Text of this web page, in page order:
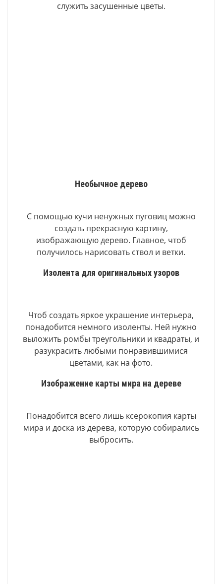
служить засушенные цветы.
Необычное дерево
С помощью кучи ненужных пуговиц можно
создать прекрасную картину,
изображающую дерево. Главное, чтоб
получилось нарисовать ствол и ветки.
Изолента для оригинальных узоров
Чтоб создать яркое украшение интерьера,
понадобится немного изоленты. Ней нужно
выложить ромбы треугольники и квадраты, и
разукрасить любыми понравившимися
цветами, как на фото.
Изображение карты мира на дереве
Понадобится всего лишь ксерокопия карты
мира и доска из дерева, которую собирались
выбросить.